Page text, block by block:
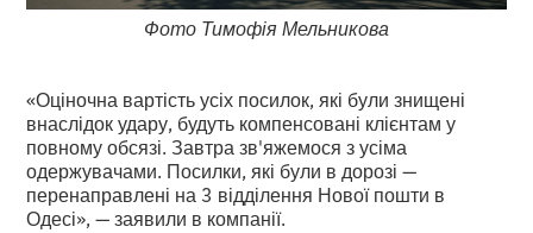
Фото Тимофія Мельникова
«Оціночна вартість усіх посилок, які були знищені
внаслідок удару, будуть компенсовані клієнтам у
повному обсязі. Завтра зв'яжемося з усіма
одержувачами. Посилки, які були в дорозі —
перенаправлені на 3 відділення Нової пошти в
Одесі», — заявили в компанії.